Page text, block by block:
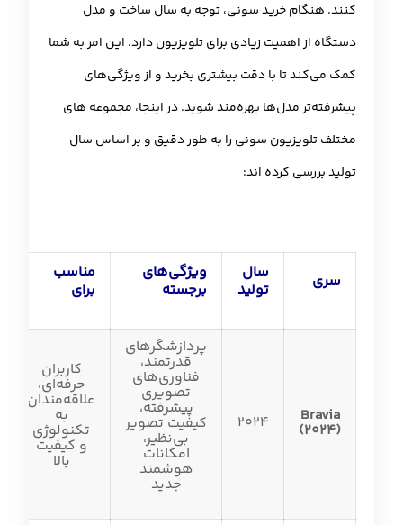
کنند. هنگام خرید سونی، توجه به سال ساخت و مدل
دستگاه از اهمیت زیادی برای تلویزیون دارد. این امر به شما
کمک می‌کند تا با دقت بیشتری بخرید و از ویژگی‌های
پیشرفته‌تر مدل‌ها بهره‌مند شوید. در اینجا، مجموعه های
مختلف تلویزیون سونی را به طور دقیق و بر اساس سال
تولید بررسی کرده اند:
سری
سال
تولید
ویژگی‌های
برجسته
مناسب
برای
Bravia
(2024)
2024
پردازشگرهای
قدرتمند،
فناوری‌های
تصویری
پیشرفته،
کیفیت تصویر
بی‌نظیر،
امکانات
هوشمند
جدید
کاربران
حرفه‌ای،
علاقه‌مندان
به
تکنولوژی
و کیفیت
بالا